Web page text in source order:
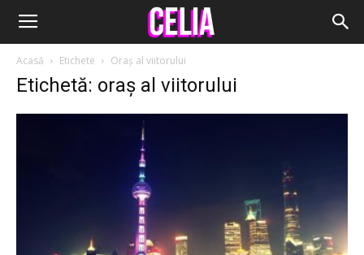
Acasă Etichete Oraș al viitorului
Etichetă: oraș al viitorului